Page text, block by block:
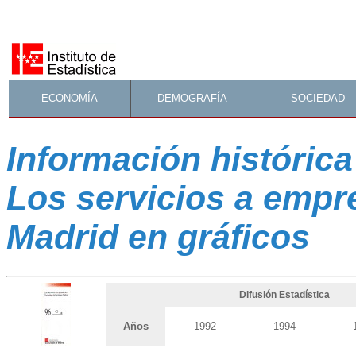
ECONOMÍA DEMOGRAFÍA SOCIEDAD
Información
Los servicios a
Madrid en gráficos
Difusión Estadística
Años 1992 1994